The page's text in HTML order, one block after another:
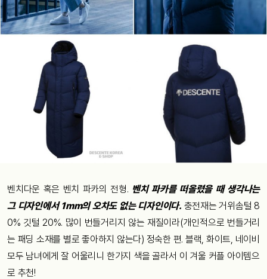
벤치다운 혹은 벤치 파카의 전형. 벤치 파카를 떠올렸을 때 생각나는
그 디자인에서 1mm의 오차도 없는 디자인이다. 충전재는 거위솜털 8
0% 깃털 20%. 많이 번들거리지 않는 재질이라(개인적으로 번들거리
는 패딩 소재를 별로 좋아하지 않는다) 정숙한 편. 블랙, 화이트, 네이비
모두 남녀에게 잘 어울리니 한가지 색을 골라서 이 겨울 커플 아이템으
로 추천!